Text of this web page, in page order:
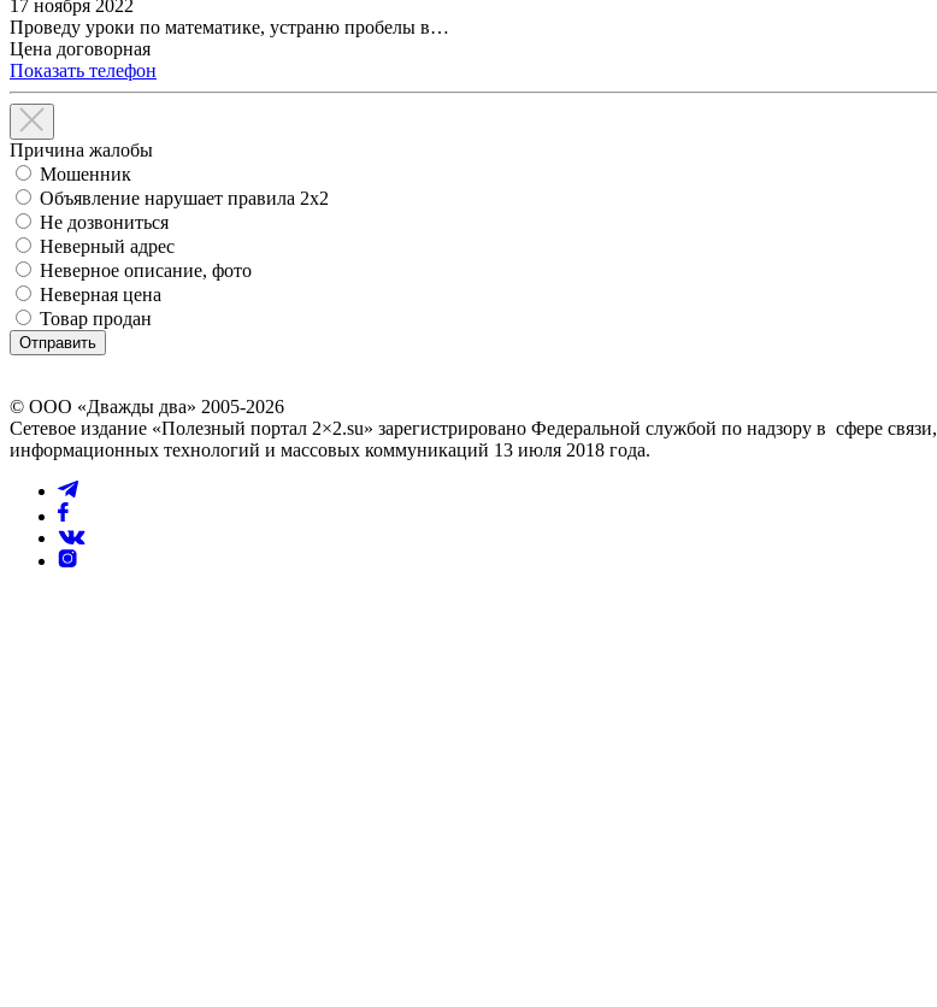
17 ноября 2022
Проведу уроки по математике, устраню пробелы в…
Цена договорная
Показать телефон
Причина жалобы
Мошенник
Объявление нарушает правила 2x2
Не дозвониться
Неверный адрес
Неверное описание, фото
Неверная цена
Товар продан
© ООО «Дважды два» 2005-2026
Сетевое издание «Полезный портал 2×2.su» зарегистрировано Федеральной службой по надзору в сфере связи,
информационных технологий и массовых коммуникаций 13 июля 2018 года.